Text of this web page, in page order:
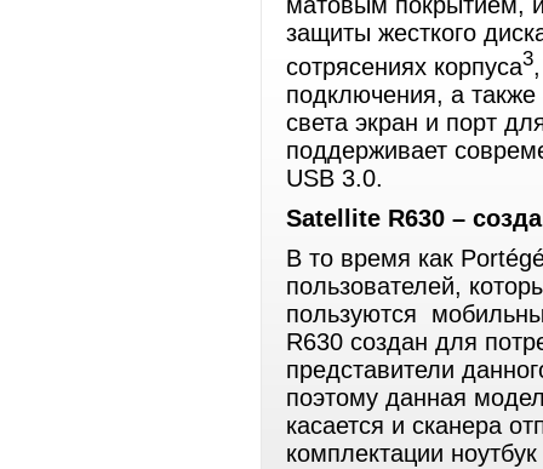
матовым покрытием,
защиты жесткого
сотрясениях корпуса3
подключения, а
света экран и порт
поддерживает
USB 3.0.
Satellite R630 –
В то время как
пользователей,
пользуются
R630 создан для
представители
поэтому данная
касается и сканера
комплектации